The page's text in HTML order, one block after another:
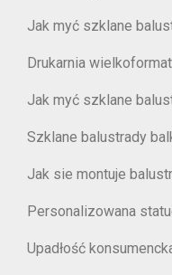
Jak myć szklane
Drukarnia
Jak myć szklane
Szklane balustrady
Jak sie montuje
Personalizowana
Upadłość